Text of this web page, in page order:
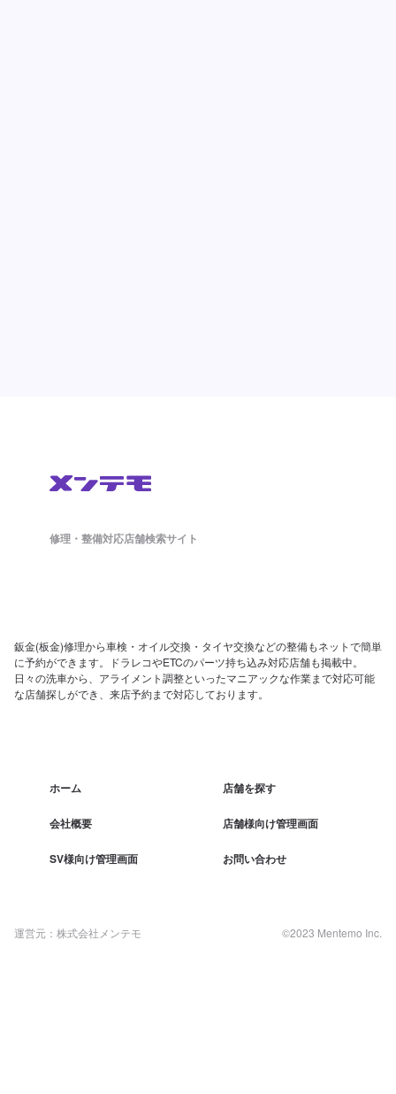
修理・整備対応店舗検索サイト
鈑金(板金)修理から車検・オイル交換・タイヤ交換などの整備もネットで簡単
に予約ができます。ドラレコやETCのパーツ持ち込み対応店舗も掲載中。
日々の洗車から、アライメント調整といったマニアックな作業まで対応可能
な店舗探しができ、来店予約まで対応しております。
ホーム 店舗を探す
会社概要 店舗様向け管理画面
SV様向け管理画面 お問い合わせ
運営元：株式会社メンテモ ©2023 Mentemo Inc.